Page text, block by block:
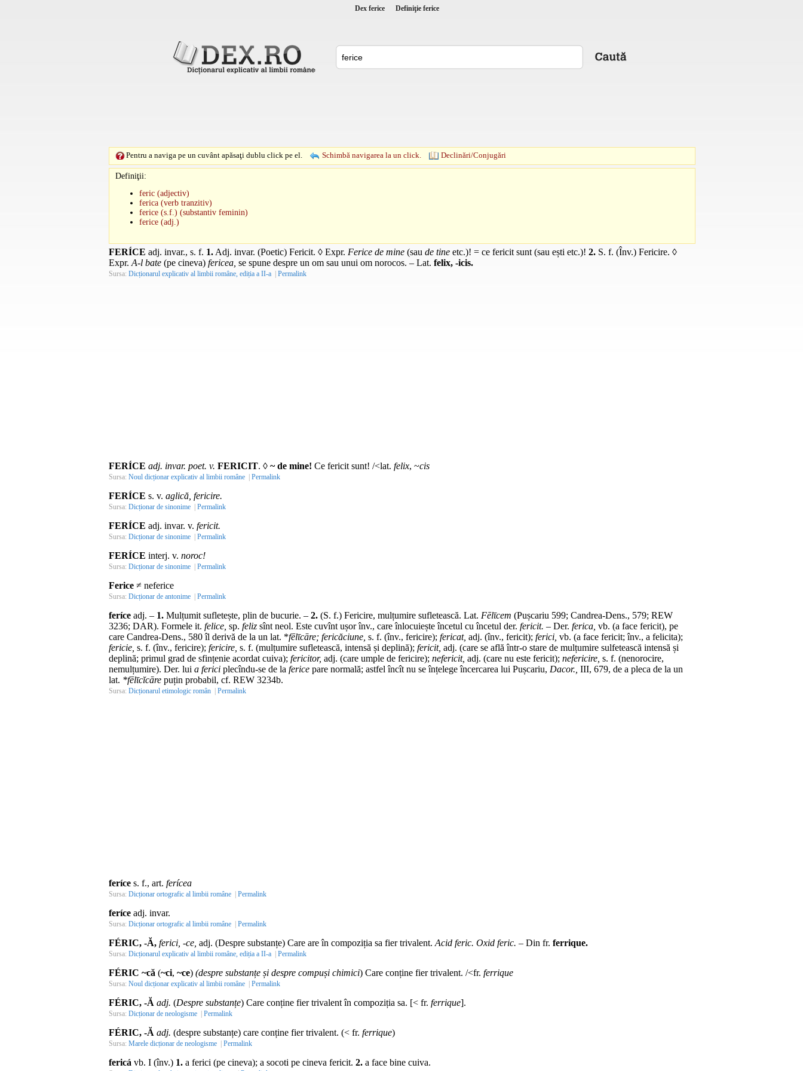
Dex ferice Definiţie ferice
Pentru a naviga pe un cuvânt apăsaţi dublu click pe el. Schimbă navigarea la un click. Declinări/Conjugări
Definiţii:
feric (adjectiv)
ferica (verb tranzitiv)
ferice (s.f.) (substantiv feminin)
ferice (adj.)
FERÍCE adj. invar., s. f. 1. Adj. invar. (Poetic) Fericit. ◊ Expr. Ferice de mine (sau de tine etc.)! = ce fericit sunt (sau ești etc.)! 2. S. f. (Înv.) Fericire. ◊
Expr. A-l bate (pe cineva) fericea, se spune despre un om sau unui om norocos. – Lat. felix, -icis.
Sursa: Dicționarul explicativ al limbii române, ediția a II-a | Permalink
FERÍCE adj. invar. poet. v. FERICIT. ◊ ~ de mine! Ce fericit sunt! /<lat. felix, ~cis
Sursa: Noul dicționar explicativ al limbii române | Permalink
FERÍCE s. v. aglică, fericire.
Sursa: Dicționar de sinonime | Permalink
FERÍCE adj. invar. v. fericit.
Sursa: Dicționar de sinonime | Permalink
FERÍCE interj. v. noroc!
Sursa: Dicționar de sinonime | Permalink
Ferice ≠ neferice
Sursa: Dicționar de antonime | Permalink
feríce adj. – 1. Mulțumit sufletește, plin de bucurie. – 2. (S. f.) Fericire, mulțumire sufletească. Lat. Fēlῑcem (Pușcariu 599; Candrea-Dens., 579; REW
3236; DAR). Formele it. felice, sp. feliz sînt neol. Este cuvînt ușorînv., care înlocuiește încetul cu încetul der. fericit. – Der. ferica, vb. (a face fericit), pe
care Candrea-Dens., 580 îl derivă de la un lat. *fēlῑcāre; fericăciune, s. f. (înv., fericire); fericat, adj. (înv., fericit); ferici, vb. (a face fericit;înv., a felicita);
fericie, s. f. (înv., fericire); fericire, s. f. (mulțumire sufletească, intensă și deplină); fericit, adj. (care se află într-o stare de mulțumire sulfetească intensă și
deplină; primul grad de sfințenie acordat cuiva); fericitor, adj. (care umple de fericire); nefericit, adj. (care nu este fericit); nefericire, s. f. (nenorocire,
nemulțumire). Der. lui a ferici plecîndu-se de la ferice pare normală; astfel încît nu se înțelege încercarea lui Pușcariu, Dacor., III, 679, de a pleca de la un
lat. *fēlῑcĭcāre puțin probabil, cf. REW 3234b.
Sursa: Dicționarul etimologic român | Permalink
feríce s. f., art. ferícea
Sursa: Dicționar ortografic al limbii române | Permalink
feríce adj. invar.
Sursa: Dicționar ortografic al limbii române | Permalink
FÉRIC, -Ă, ferici, -ce, adj. (Despre substanțe) Care are în compoziția sa fier trivalent. Acid feric. Oxid feric. – Din fr. ferrique.
Sursa: Dicționarul explicativ al limbii române, ediția a II-a | Permalink
FÉRIC ~că (~ci, ~ce) (despre substanțe și despre compuși chimici) Care conține fier trivalent. /<fr. ferrique
Sursa: Noul dicționar explicativ al limbii române | Permalink
FÉRIC, -Ă adj. (Despre substanțe) Care conține fier trivalent în compoziția sa. [< fr. ferrique].
Sursa: Dicționar de neologisme | Permalink
FÉRIC, -Ă adj. (despre substanțe) care conține fier trivalent. (< fr. ferrique)
Sursa: Marele dicționar de neologisme | Permalink
fericá vb. I (înv.) 1. a ferici (pe cineva); a socoti pe cineva fericit. 2. a face bine cuiva.